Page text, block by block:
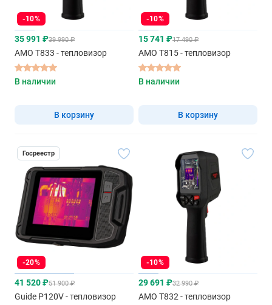
-10%
35 991 ₽39 990 ₽
AMO T833 - тепловизор
В наличии
В корзину
-10%
15 741 ₽17 490 ₽
AMO T815 - тепловизор
В наличии
В корзину
Госреестр
-20%
41 520 ₽51 900 ₽
Guide P120V - тепловизор
-10%
29 691 ₽32 990 ₽
AMO T832 - тепловизор